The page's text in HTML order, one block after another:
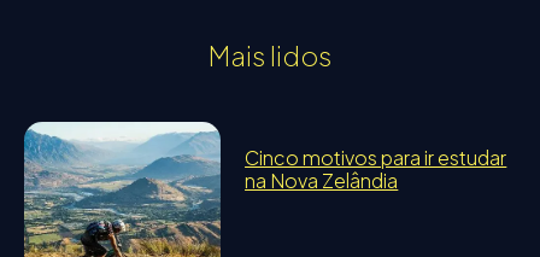
Mais lidos
Cinco motivos para ir estudar
na Nova Zelândia